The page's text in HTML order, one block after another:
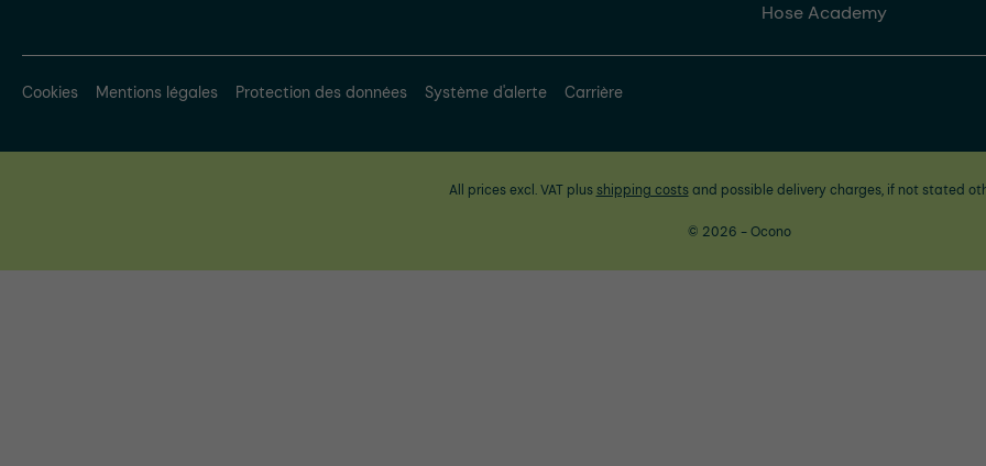
Hose Academy
Cookies Mentions légales Protection des données Système d'alerte Carrière
All prices excl. VAT plus shipping costsand possible delivery charges, if not stated
© 2026 - Ocono